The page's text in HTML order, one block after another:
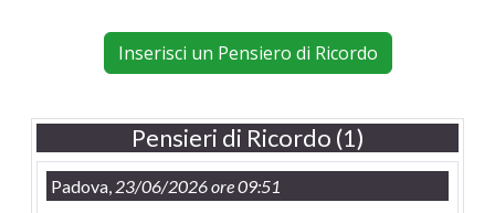
Inserisci un Pensiero di Ricordo
Pensieri di Ricordo (1)
Padova, 23/06/2026 ore 09:51